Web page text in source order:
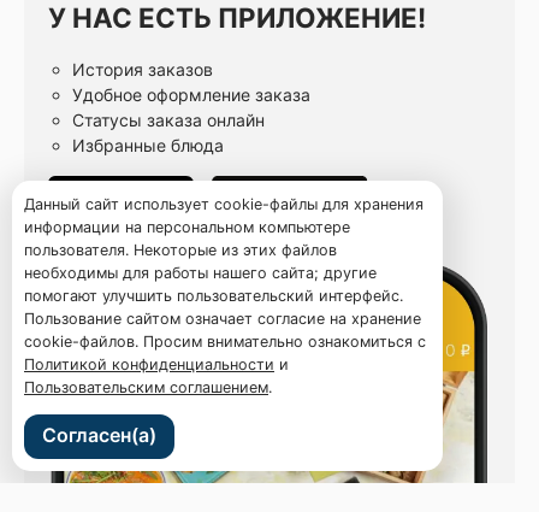
У НАС ЕСТЬ ПРИЛОЖЕНИЕ!
История заказов
Удобное оформление заказа
Статусы заказа онлайн
Избранные блюда
Данный сайт использует cookie-файлы для хранения
информации на персональном компьютере
пользователя. Некоторые из этих файлов
необходимы для работы нашего сайта; другие
помогают улучшить пользовательский интерфейс.
Пользование сайтом означает согласие на хранение
cookie-файлов. Просим внимательно ознакомиться с
Политикой конфиденциальности и
Пользовательским соглашением.
Согласен(а)